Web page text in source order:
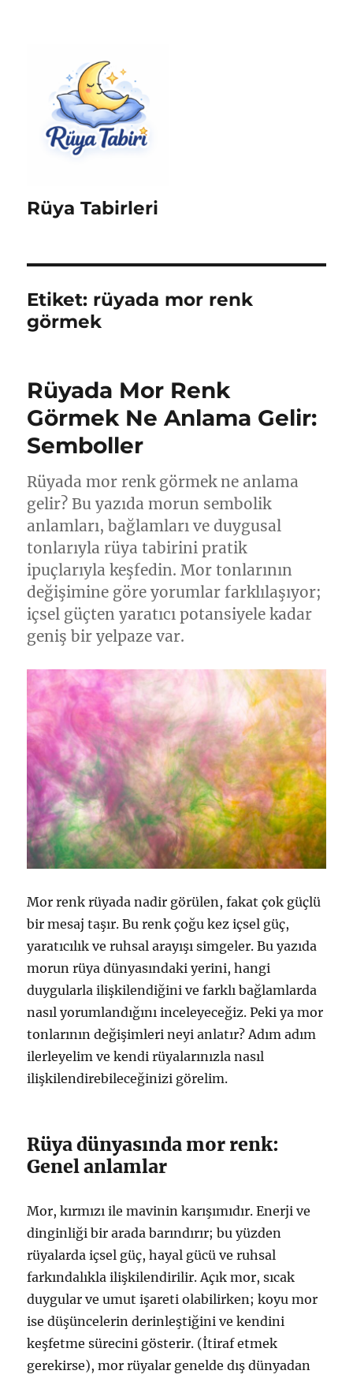
Rüya Tabirleri
Etiket: rüyada mor renk
görmek
Rüyada Mor Renk
Görmek Ne Anlama Gelir:
Semboller
Rüyada mor renk görmek ne anlama
gelir? Bu yazıda morun sembolik
anlamları, bağlamları ve duygusal
tonlarıyla rüya tabirini pratik
ipuçlarıyla keşfedin. Mor tonlarının
değişimine göre yorumlar farklılaşıyor;
içsel güçten yaratıcı potansiyele kadar
geniş bir yelpaze var.
Mor renk rüyada nadir görülen, fakat çok güçlü
bir mesaj taşır. Bu renk çoğu kez içsel güç,
yaratıcılık ve ruhsal arayışı simgeler. Bu yazıda
morun rüya dünyasındaki yerini, hangi
duygularla ilişkilendiğini ve farklı bağlamlarda
nasıl yorumlandığını inceleyeceğiz. Peki ya mor
tonlarının değişimleri neyi anlatır? Adım adım
ilerleyelim ve kendi rüyalarınızla nasıl
ilişkilendirebileceğinizi görelim.
Rüya dünyasında mor renk:
Genel anlamlar
Mor, kırmızı ile mavinin karışımıdır. Enerji ve
dinginliği bir arada barındırır; bu yüzden
rüyalarda içsel güç, hayal gücü ve ruhsal
farkındalıkla ilişkilendirilir. Açık mor, sıcak
duygular ve umut işareti olabilirken; koyu mor
ise düşüncelerin derinleştiğini ve kendini
keşfetme sürecini gösterir. (İtiraf etmek
gerekirse), mor rüyalar genelde dış dünyadan